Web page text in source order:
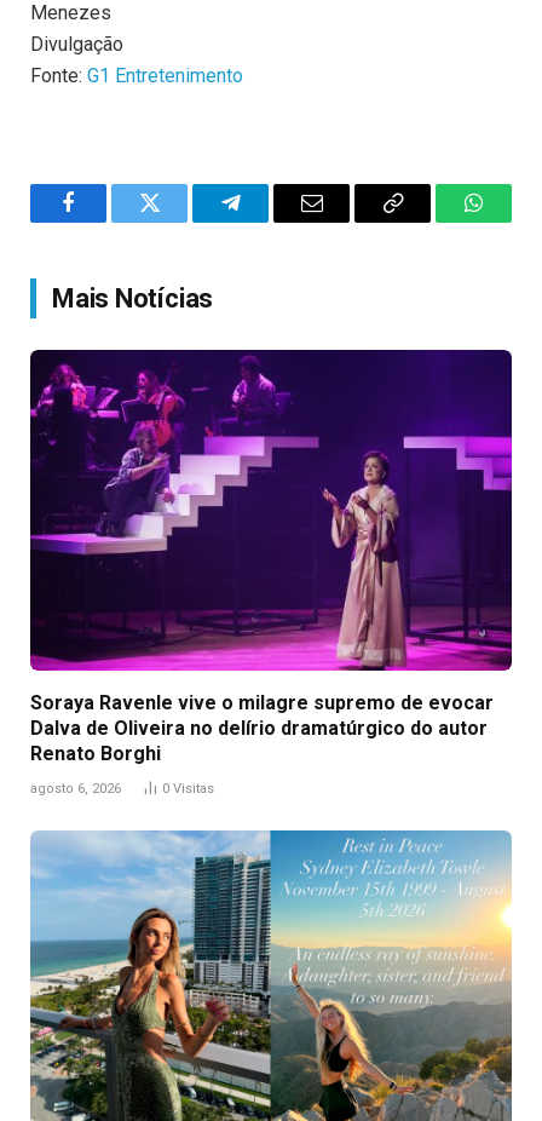
Menezes
Divulgação
Fonte: G1 Entretenimento
FacebookTwitter TelegramEmail
Copy
Mais Notícias
Soraya Ravenle vive o milagre supremo de evocar
Dalva de Oliveira no delírio dramatúrgico do autor
Renato Borghi
agosto 6, 2026 0 Visitas